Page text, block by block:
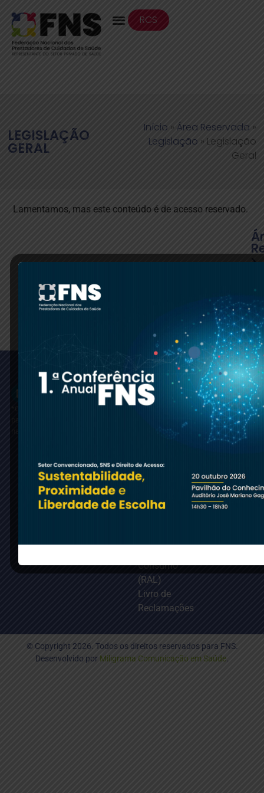
RCS
LEGISLAÇÃO
GERAL
Início » Área Reservada »
Legislação » Legislação
Geral
Lamentamos, mas este conteúdo é de acesso reservado.
Atalhos
principais
Links úteis
Como
Documentação
Legal
Política de
Privacidade
e Proteção
de Dados
Cookies
Termos de
Resolução
Consumo
(RAL)
Livro de
Reclamações
Área
reservada
© Copyright 2026. Todos os direitos reservados para FNS.
Desenvolvido por Miligrama Comunicação em Saúde.